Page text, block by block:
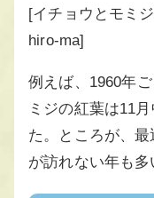
[イチョウとモミ
hiro-ma]
例えば、1960年
ミジの紅葉は11
た。ところが、
が訪れない年も多